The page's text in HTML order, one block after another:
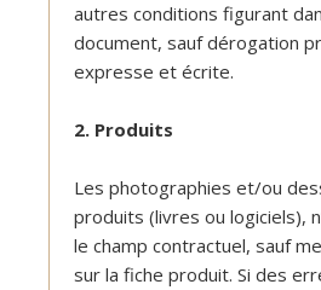
autres conditions figurant
document, sauf dérogation
expresse et écrite.
2. Produits
Les photographies et/ou
produits (livres ou logiciels),
le champ contractuel, sauf
sur la fiche produit. Si des